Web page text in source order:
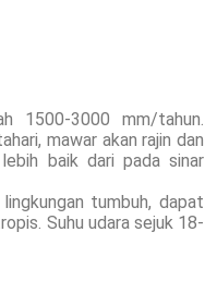
1500-3000 mm/tahun.
mawar akan rajin dan
baik dari pada sinar
tumbuh, dapat
Suhu udara sejuk 18-